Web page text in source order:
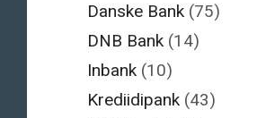
Danske Bank (75)
DNB Bank (14)
Inbank (10)
Krediidipank (43)